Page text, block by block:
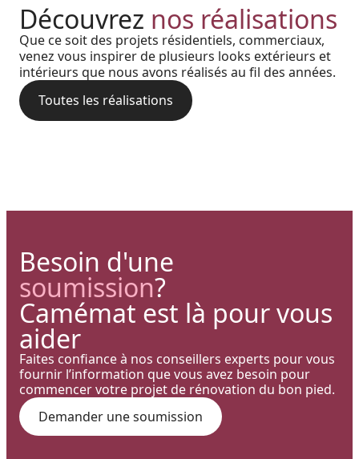
Découvrez nos réalisations
Que ce soit des projets résidentiels, commerciaux,
venez vous inspirer de plusieurs looks extérieurs et
intérieurs que nous avons réalisés au fil des années.
Toutes les réalisations
Réalisation au Nouveau-
Brunswick : Charme côtier et
durabilité absolue avec nos
rampes et colonnes en PVC
Harmonie, prestige et précision
: quand chaque détail
architectural prend vie grâce à
nos solutions haut de gamme
Cour arrière d’une résidence :
L’alliance du style bois et de la
performance aluminium pour
une terrasse polyvalente
Besoin d'une
soumission?
Camémat est là pour vous
aider
Faites confiance à nos conseillers experts pour vous
fournir l’information que vous avez besoin pour
commencer votre projet de rénovation du bon pied.
Demander une soumission